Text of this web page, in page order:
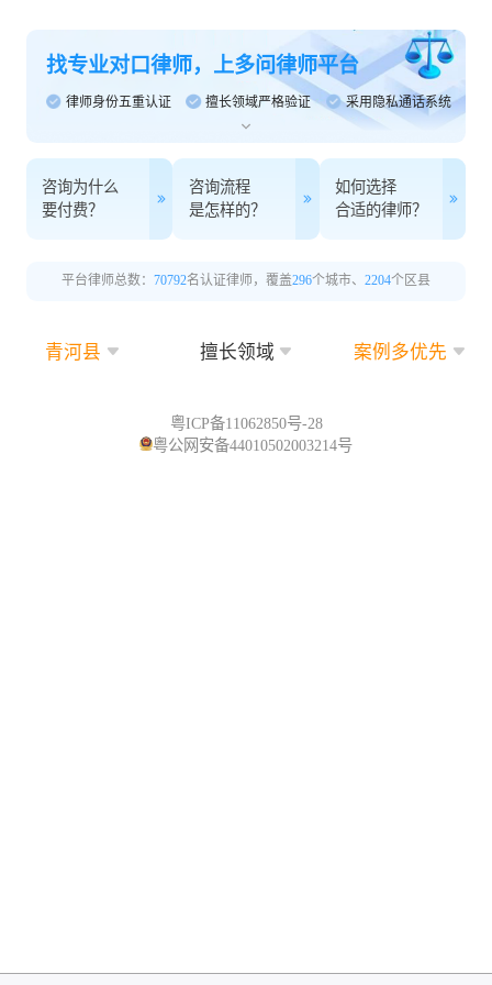
找专业对口律师，上多问律师平台
律师身份五重认证 擅长领域严格验证 采用隐私通话系统
咨询为什么
要付费？
咨询流程
是怎样的？
如何选择
合适的律师？
平台律师总数： 70792名认证律师，覆盖296个城市、 2204个区县
青河县 擅长领域 案例多优先
粤ICP备11062850号-28
粤公网安备44010502003214号